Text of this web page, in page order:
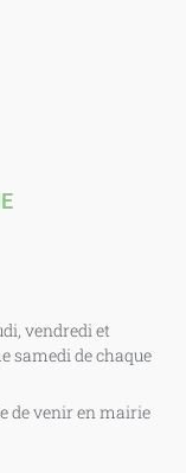
vendredi et
samedi de chaque
de venir en mairie